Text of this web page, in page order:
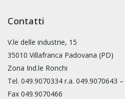
Contatti
V.le delle industrie, 15
35010 Villafranca Padovana (PD)
Zona Ind.le Ronchi
Tel. 049.9070334 r.a. 049.9070643 –
Fax 049.9070466